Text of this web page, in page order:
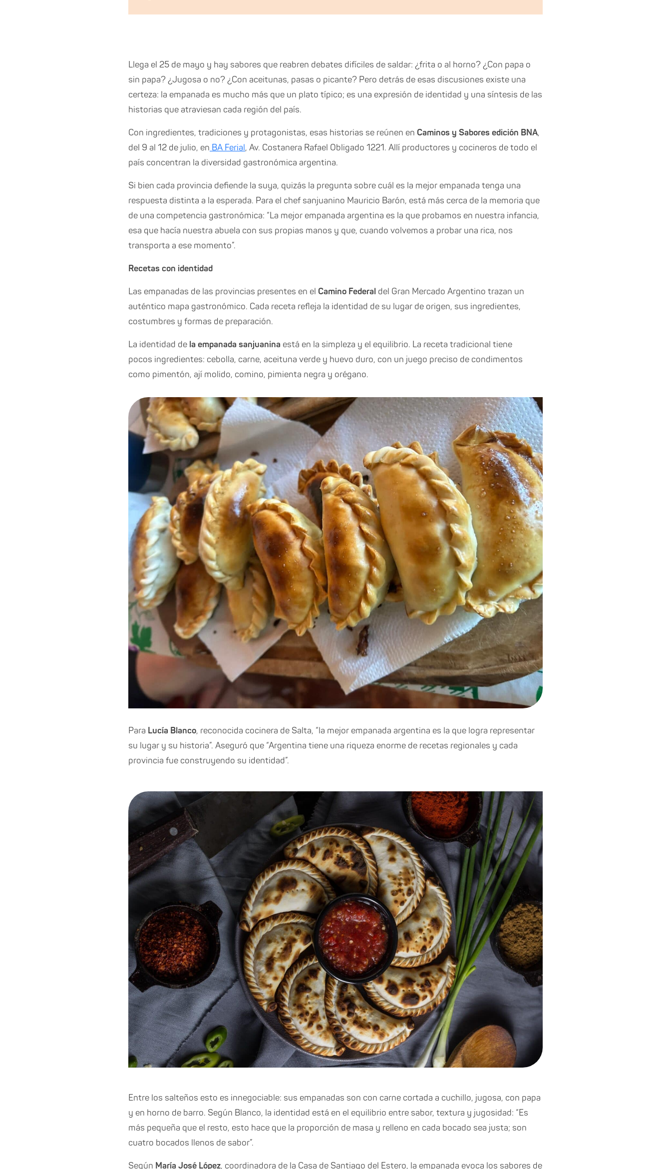
Llega el 25 de mayo y hay sabores que reabren debates difíciles de saldar: ¿frita o al horno? ¿Con papa o
sin papa? ¿Jugosa o no? ¿Con aceitunas, pasas o picante? Pero detrás de esas discusiones existe una
certeza: la empanada es mucho más que un plato típico; es una expresión de identidad y una síntesis de las
historias que atraviesan cada región del país.
Con ingredientes, tradiciones y protagonistas, esas historias se reúnen en Caminos y Sabores edición BNA,
del 9 al 12 de julio, en BA Ferial, Av. Costanera Rafael Obligado 1221. Allí productores y cocineros de todo el
país concentran la diversidad gastronómica argentina.
Si bien cada provincia defiende la suya, quizás la pregunta sobre cuál es la mejor empanada tenga una
respuesta distinta a la esperada. Para el chef sanjuanino Mauricio Barón, está más cerca de la memoria que
de una competencia gastronómica: “La mejor empanada argentina es la que probamos en nuestra infancia,
esa que hacía nuestra abuela con sus propias manos y que, cuando volvemos a probar una rica, nos
transporta a ese momento”.
Recetas con identidad
Las empanadas de las provincias presentes en el Camino Federal del Gran Mercado Argentino trazan un
auténtico mapa gastronómico. Cada receta refleja la identidad de su lugar de origen, sus ingredientes,
costumbres y formas de preparación.
La identidad de la empanada sanjuanina está en la simpleza y el equilibrio. La receta tradicional tiene
pocos ingredientes: cebolla, carne, aceituna verde y huevo duro, con un juego preciso de condimentos
como pimentón, ají molido, comino, pimienta negra y orégano.
Para Lucía Blanco, reconocida cocinera de Salta, “la mejor empanada argentina es la que logra representar
su lugar y su historia”. Aseguró que “Argentina tiene una riqueza enorme de recetas regionales y cada
provincia fue construyendo su identidad”.
Entre los salteños esto es innegociable: sus empanadas son con carne cortada a cuchillo, jugosa, con papa
y en horno de barro. Según Blanco, la identidad está en el equilibrio entre sabor, textura y jugosidad: “Es
más pequeña que el resto, esto hace que la proporción de masa y relleno en cada bocado sea justa; son
cuatro bocados llenos de sabor”.
Según María José López, coordinadora de la Casa de Santiago del Estero, la empanada evoca los sabores de